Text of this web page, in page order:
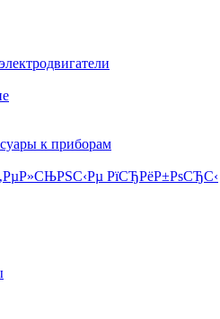
к приборам
РїСЂРёР±РѕСЂС‹